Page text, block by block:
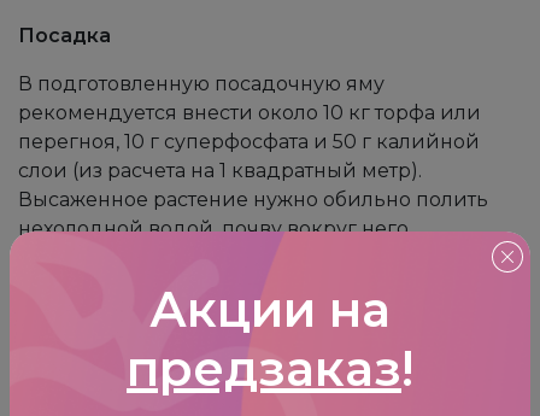
Акции на
предзаказ!
Посадка
В подготовленную посадочную яму
рекомендуется внести около 10 кг торфа или
перегноя, 10 г суперфосфата и 50 г калийной
слои (из расчета на 1 квадратный метр).
Высаженное растение нужно обильно полить
нехолодной водой, почву вокруг него
После посадки побеги саженца укорачивают,
оставляя примерно треть длины.